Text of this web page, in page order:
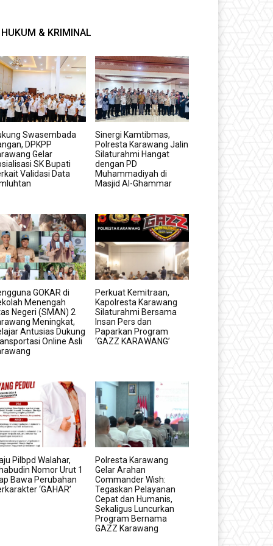
HUKUM & KRIMINAL
Swasembada
DPKPP
Gelar
SK Bupati
Validasi Data
Sinergi Kamtibmas,
Polresta Karawang Jalin
Silaturahmi Hangat
dengan PD
Muhammadiyah di
Masjid Al-Ghammar
GOKAR di
Menengah
Negeri (SMAN) 2
Meningkat,
Antusias Dukung
Online Asli
Perkuat Kemitraan,
Kapolresta Karawang
Silaturahmi Bersama
Insan Pers dan
Paparkan Program
‘GAZZ KARAWANG’
Pilbpd Walahar,
Nomor Urut 1
Bawa Perubahan
‘GAHAR’
Polresta Karawang
Gelar Arahan
Commander Wish:
Tegaskan Pelayanan
Cepat dan Humanis,
Sekaligus Luncurkan
Program Bernama
GAZZ Karawang